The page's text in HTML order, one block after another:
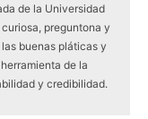
de la Universidad
preguntona y
buenas pláticas y
de la
y credibilidad.